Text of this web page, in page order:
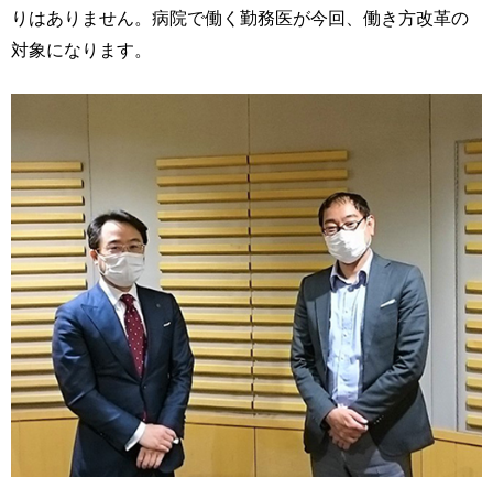
りはありません。病院で働く勤務医が今回、働き方改革の
対象になります。